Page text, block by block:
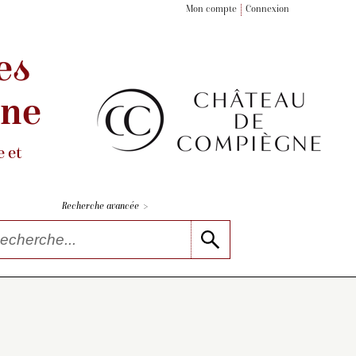
Mon compte Connexion
et
Recherche avancée >